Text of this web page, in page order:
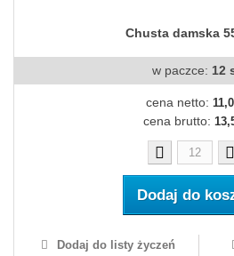
Chusta damska
w paczce: 12
cena netto:
cena brutto:
Dodaj do
Dodaj do listy życzeń